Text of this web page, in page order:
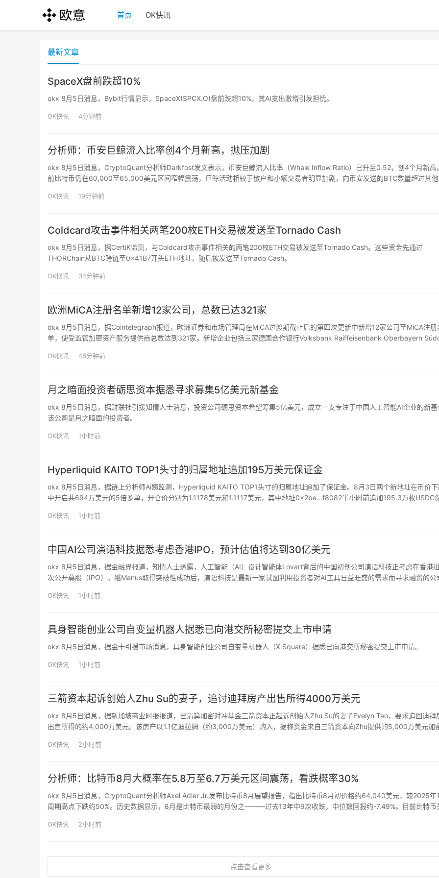
首页 OK快讯
最新文章
SpaceX盘前跌超10%
okx 8月5日消息，Bybit行情显示，SpaceX(SPCX.O)盘前跌超10%，其AI支出激增引发担忧。
OK快讯 4分钟前
分析师：币安巨鲸流入比率创4个月新高，抛压加剧
okx 8月5日消息，CryptoQuant分析师Darkfost发文表示，币安巨鲸流入比率（Whale Inflow Ratio）已升至0.52，创4个月新高
前比特币仍在60,000至65,000美元区间窄幅震荡，巨鲸活动相较于散户和小额交易者明显加剧，向币安发送的BTC数量超过其他
OK快讯 19分钟前
Coldcard攻击事件相关两笔200枚ETH交易被发送至Tornado Cash
okx 8月5日消息，据CertiK监测，与Coldcard攻击事件相关的两笔200枚ETH交易被发送至Tornado Cash。这些资金先通过
THORChain从BTC跨链至0x41B7开头ETH地址，随后被发送至Tornado Cash。
OK快讯 34分钟前
欧洲MiCA注册名单新增12家公司，总数已达321家
okx 8月5日消息，据Cointelegraph报道，欧洲证券和市场管理局在MiCA过渡期截止后的第四次更新中新增12家公司至MiCA注册
单，使受监管加密资产服务提供商总数达到321家。新增企业包括三家德国合作银行Volksbank Raiffeisenbank Oberbayern
OK快讯 48分钟前
月之暗面投资者砺思资本据悉寻求募集5亿美元新基金
okx 8月5日消息，据财联社引援知情人士消息，投资公司砺思资本希望筹集5亿美元，成立一支专注于中国人工智能AI企业的新基
该公司是月之暗面的投资者。
OK快讯 1小时前
Hyperliquid KAITO TOP1头寸的归属地址追加195万美元保证金
okx 8月5日消息，据链上分析师Ai姨监测，Hyperliquid KAITO TOP1头寸的归属地址追加了保证金。8月3日两个新地址在币价
中开启共694万美元的5倍多单，开仓价分别为1.1178美元和1.1117美元，其中地址0x2be…f8082半小时前追加195.3万枚USDC
OK快讯 1小时前
中国AI公司演语科技据悉考虑香港IPO，预计估值将达到30亿美元
okx 8月5日消息，据金融界报道，知情人士透露，人工智能（AI）设计智能体Lovart背后的中国初创公司演语科技正考虑在香港
次公开募股（IPO）。继Manus取得突破性成功后，演语科技是最新一家试图利用投资者对AI工具日益旺盛的需求而寻求融资的公
OK快讯 1小时前
具身智能创业公司自变量机器人据悉已向港交所秘密提交上市申请
okx 8月5日消息，据金十引援市场消息，具身智能创业公司自变量机器人（X Square）据悉已向港交所秘密提交上市申请。
OK快讯 1小时前
三箭资本起诉创始人Zhu Su的妻子，追讨迪拜房产出售所得4000万美元
okx 8月5日消息，据新加坡商业时报报道，已清算加密对冲基金三箭资本正起诉创始人Zhu Su的妻子Evelyn Tao，要求追回迪拜
出售所得的约4,000万美元。该房产以1.1亿迪拉姆（约3,000万美元）购入，据称资金来自三箭资本向Zhu提供的5,000万美元加
OK快讯 2小时前
分析师：比特币8月大概率在5.8万至6.7万美元区间震荡，看跌概率30%
okx 8月5日消息，CryptoQuant分析师Axel Adler Jr.发布比特币8月展望报告，指出比特币8月初价格约64,040美元，较2025年
周期高点下跌约50%。历史数据显示，8月是比特币最弱的月份之一——过去13年中9次收跌，中位数回报约-7.49%。目前比特币
OK快讯 2小时前
点击查看更多